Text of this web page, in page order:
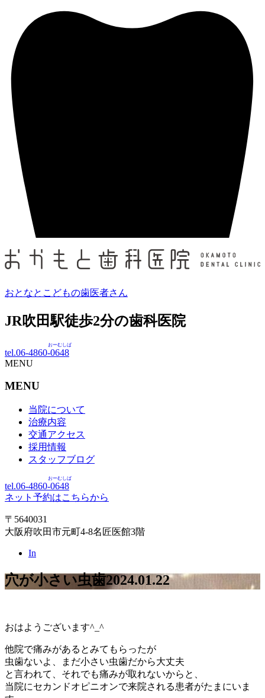
おとなとこどもの歯医者さん
JR吹田駅徒歩2分の歯科医院
tel.06-4860-0648
おーむしば
MENU
MENU
当院について
治療内容
交通アクセス
採用情報
スタッフブログ
tel.06-4860-0648
おーむしば
ネット予約はこちらから
〒5640031
大阪府吹田市元町4-8名匠医館3階
In
穴が小さい虫歯2024.01.22
おはようございます^_^
他院で痛みがあるとみてもらったが
虫歯ないよ、まだ小さい虫歯だから大丈夫
と言われて、それでも痛みが取れないからと、
当院にセカンドオピニオンで来院される患者がたまにいま